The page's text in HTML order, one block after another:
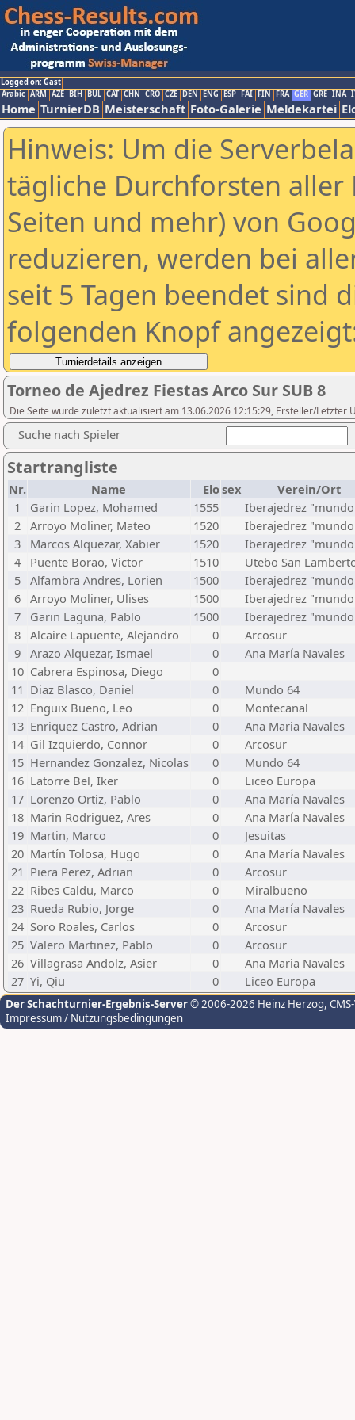
Logged on: Gast
Arabic ARM AZE BIH BUL CAT CHN CRO CZE DEN ENG ESP FAI FIN FRA GER GRE INA
Home TurnierDB Meisterschaft Foto-Galerie Meldekartei
Hinweis: Um die
tägliche Durchforsten aller
Seiten und mehr) von
reduzieren, werden bei
seit 5 Tagen beendet sind
folgenden Knopf
Torneo de Ajedrez Fiestas Arco Sur SUB 8
Die Seite wurde zuletzt aktualisiert am 13.06.2026 12:15:29, Ersteller/Letzter
Suche nach Spieler
Startrangliste
Nr. Name Elosex
Verein/Ort
1
Garin Lopez, Mohamed 1555
Iberajedrez
2 Arroyo Moliner, Mateo 1520
Iberajedrez
3
Marcos Alquezar, Xabier 1520
Iberajedrez
4
Puente Borao, Victor 1510
Utebo San
5 Alfambra Andres, Lorien 1500
Iberajedrez
6 Arroyo Moliner, Ulises 1500
Iberajedrez
7
Garin Laguna, Pablo 1500
Iberajedrez
8 Alcaire Lapuente, Alejandro 0
Arcosur
9 Arazo Alquezar, Ismael 0
Ana María Navales
10 Cabrera Espinosa, Diego
0
11 Diaz Blasco, Daniel 0
Mundo 64
12 Enguix Bueno, Leo 0
Montecanal
13 Enriquez Castro, Adrian 0
Ana Maria Navales
14 Gil Izquierdo, Connor 0
Arcosur
15 Hernandez Gonzalez, Nicolas 0
Mundo 64
16 Latorre Bel, Iker 0
Liceo Europa
17 Lorenzo Ortiz, Pablo 0
Ana María Navales
18 Marin Rodriguez, Ares 0
Ana María Navales
19 Martin, Marco 0
Jesuitas
20 Martín Tolosa, Hugo 0
Ana María Navales
21 Piera Perez, Adrian 0
Arcosur
22 Ribes Caldu, Marco 0
Miralbueno
23 Rueda Rubio, Jorge 0
Ana María Navales
24 Soro Roales, Carlos 0
Arcosur
25 Valero Martinez, Pablo 0
Arcosur
26 Villagrasa Andolz, Asier 0
Ana Maria Navales
27 Yi, Qiu 0 Liceo Europa
Der Schachturnier-Ergebnis-Server© 2006-2026 Heinz Herzog,
Impressum / Nutzungsbedingungen